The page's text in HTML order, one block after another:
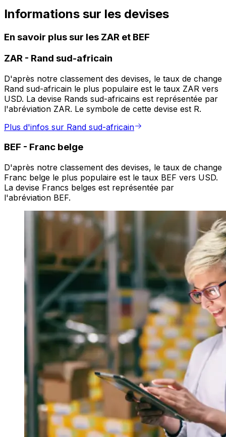
Informations sur les devises
En savoir plus sur les ZAR et BEF
ZAR - Rand sud-africain
D'après notre classement des devises, le taux de change
Rand sud-africain le plus populaire est le taux ZAR vers
USD. La devise Rands sud-africains est représentée par
l'abréviation ZAR. Le symbole de cette devise est R.
Plus d'infos sur Rand sud-africain
BEF - Franc belge
D'après notre classement des devises, le taux de change
Franc belge le plus populaire est le taux BEF vers USD.
La devise Francs belges est représentée par
l'abréviation BEF.